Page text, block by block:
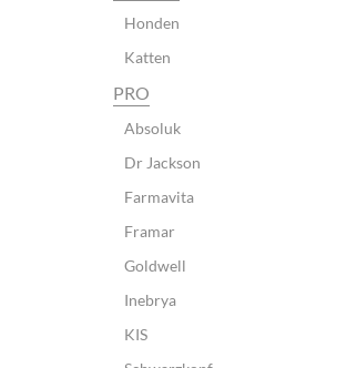
Honden
Katten
PRO
Absoluk
Dr Jackson
Farmavita
Framar
Goldwell
Inebrya
KIS